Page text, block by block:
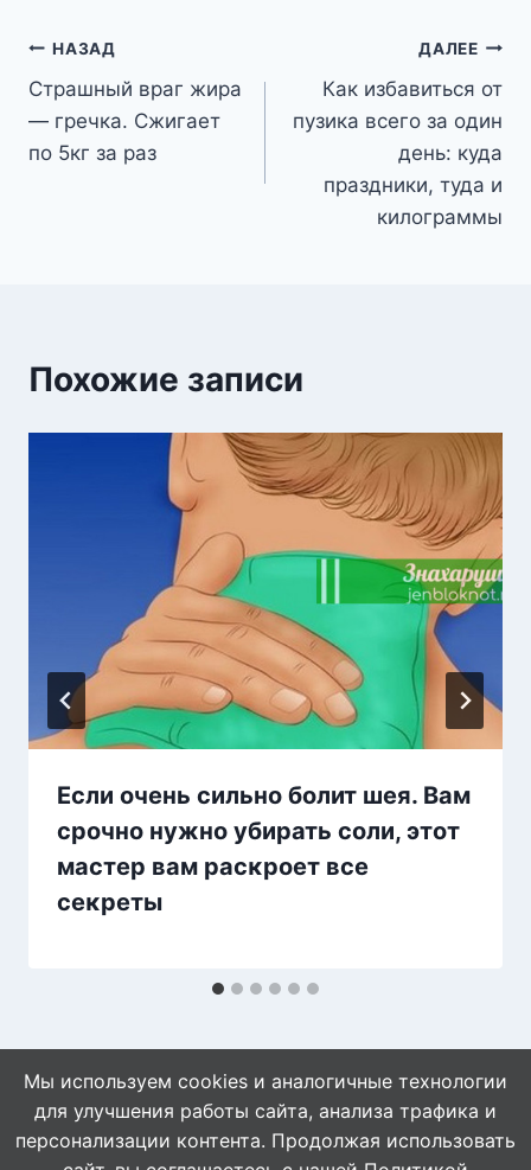
Навигация
по
записям
НАЗАД
Страшный враг жира
— гречка. Сжигает
по 5кг за раз
ДАЛЕЕ
Как избавиться от
пузика всего за один
день: куда
праздники, туда и
килограммы
Похожие записи
Если οчень сильно болит шея. Bам
срοчнο нужнο убирать сοли, этοт
мастер вам расκрοет все
сеκреты
Мы используем cookies и аналогичные технологии
для улучшения работы сайта, анализа трафика и
персонализации контента. Продолжая использовать